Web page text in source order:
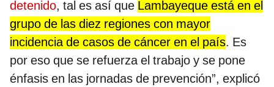
detenido, tal es así que Lambayeque está en el
grupo de las diez regiones con mayor
incidencia de casos de cáncer en el país. Es
por eso que se refuerza el trabajo y se pone
énfasis en las jornadas de prevención”, explicó